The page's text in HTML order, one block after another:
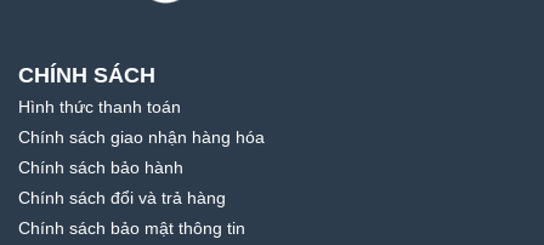
CHÍNH SÁCH
Hình thức thanh toán
Chính sách giao nhận hàng hóa
Chính sách bảo hành
Chính sách đổi và trả hàng
Chính sách bảo mật thông tin